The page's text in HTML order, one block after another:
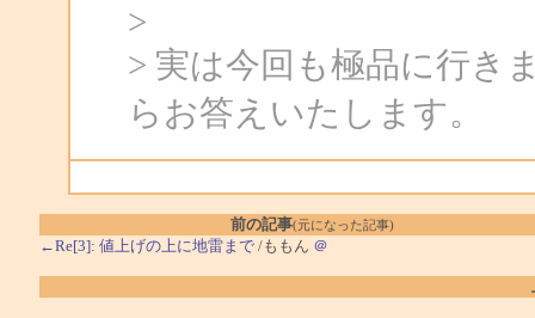
>
> 実は今回も極品に行き
らお答えいたします。
前の記事(元になった記事)
←Re[3]: 値上げの上に地雷まで/ももん ＠